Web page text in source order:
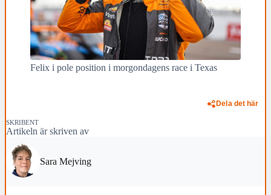
Felix i pole position i morgondagens race i Texas
Dela det här
SKRIBENT
Artikeln är skriven av
Sara Mejving